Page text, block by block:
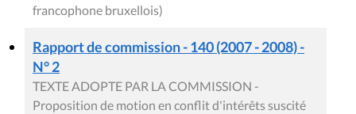
francophone bruxellois)
Rapport de commission - 140 (2007 - 2008) -
N° 2
TEXTE ADOPTE PAR LA COMMISSION -
Proposition de motion en conflit d'intérêts suscité